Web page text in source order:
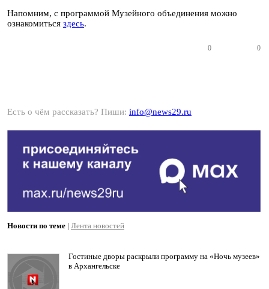
Напомним, с программой Музейного объединения можно
ознакомиться здесь.
0 0
Есть о чём рассказать? Пиши: info@news29.ru
Новости по теме | Лента новостей
Гостиные дворы раскрыли программу на «Ночь музеев»
в Архангельске